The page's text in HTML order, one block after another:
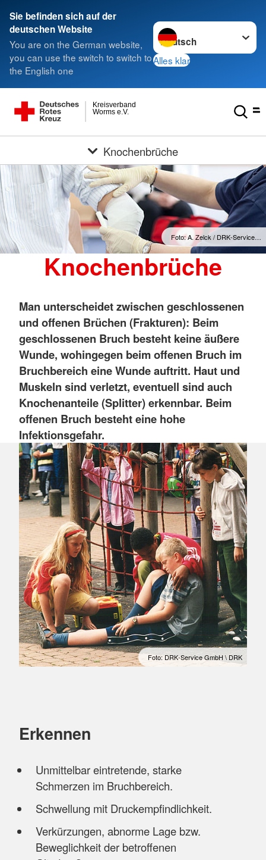
Sie befinden sich auf der
deutschen Website
You are on the German website,
you can use the switch to switch to
the English one
Sprache wechseln zu
Alles klar
Worms e.V.
Kreisverband
Knochenbrüche
Foto: A. Zelck / DRK-Service…
Knochenbrüche
Man unterscheidet zwischen geschlossenen
und offenen Brüchen (Frakturen): Beim
geschlossenen Bruch besteht keine äußere
Wunde, wohingegen beim offenen Bruch im
Bruchbereich eine Wunde auftritt. Haut und
Muskeln sind verletzt, eventuell sind auch
Knochenanteile (Splitter) erkennbar. Beim
offenen Bruch besteht eine hohe
Infektionsgefahr.
Foto: DRK-Service GmbH \ DRK
Erkennen
Unmittelbar eintretende, starke
Schmerzen im Bruchbereich.
Schwellung mit Druckempfindlichkeit.
Verkürzungen, abnorme Lage bzw.
Beweglichkeit der betroffenen